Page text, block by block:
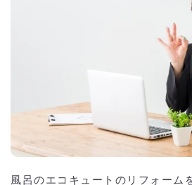
風呂のエコキュートのリフォーム